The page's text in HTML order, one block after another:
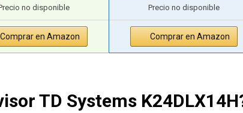
no disponible Precio no disponible
Comprar en Amazon Comprar en Amazon
TD Systems